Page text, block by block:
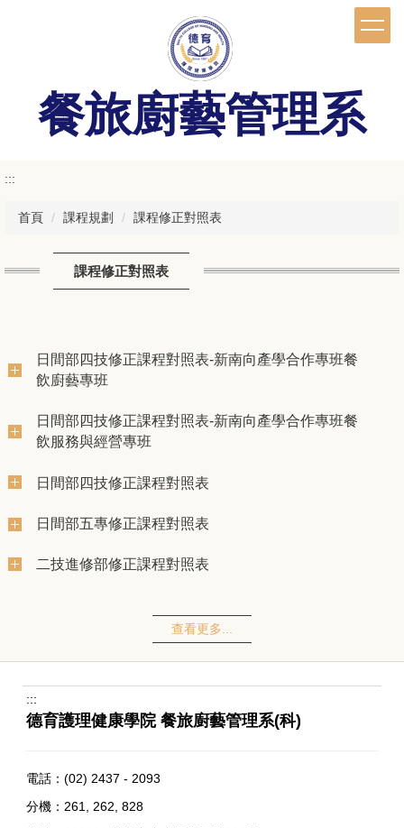
餐旅廚藝管理系
:::
首頁 課程規劃 課程修正對照表
課程修正對照表
日間部四技修正課程對照表-新南向產學合作專班餐
飲廚藝專班
日間部四技修正課程對照表-新南向產學合作專班餐
飲服務與經營專班
日間部四技修正課程對照表
日間部五專修正課程對照表
二技進修部修正課程對照表
查看更多...
:::
德育護理健康學院 餐旅廚藝管理系(科)
電話：(02) 2437 - 2093
分機：261, 262, 828